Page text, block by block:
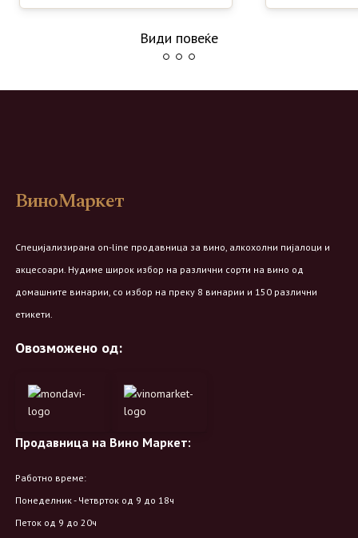
Види повеќе
ВиноМаркет
Специјализирана on-line продавница за вино, алкохолни пијалоци и
акцесоари. Нудиме широк избор на различни сорти на вино од
домашните винарии, со избор на преку 8 винарии и 150 различни
етикети.
Овозможено од:
Продавница на Вино Маркет:
Работно време:
Понеделник - Четврток од 9 до 18ч
Петок од 9 до 20ч